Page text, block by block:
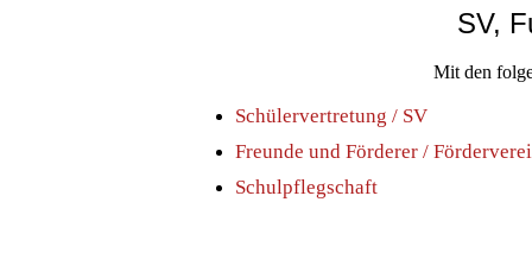
SV,
Mit den
Schülervertretung / SV
Freunde und Förderer /
Schulpflegschaft